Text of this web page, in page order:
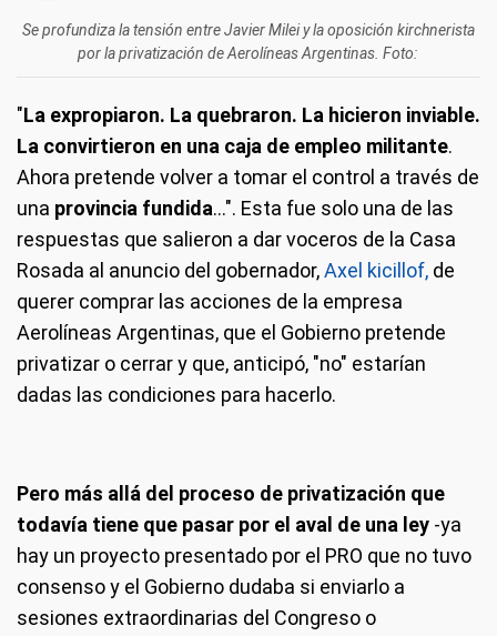
Se profundiza la tensión entre Javier Milei y la oposición kirchnerista
por la privatización de Aerolíneas Argentinas. Foto:
"La expropiaron. La quebraron. La hicieron inviable.
La convirtieron en una caja de empleo militante.
Ahora pretende volver a tomar el control a través de
una provincia fundida...". Esta fue solo una de las
respuestas que salieron a dar voceros de la Casa
Rosada al anuncio del gobernador,Axel kicillof, de
querer comprar las acciones de la empresa
Aerolíneas Argentinas, que el Gobierno pretende
privatizar o cerrar y que, anticipó, "no" estarían
dadas las condiciones para hacerlo.
Pero más allá del proceso de privatización que
todavía tiene que pasar por el aval de una ley -ya
hay un proyecto presentado por el PRO que no tuvo
consenso y el Gobierno dudaba si enviarlo a
sesiones extraordinarias del Congreso o